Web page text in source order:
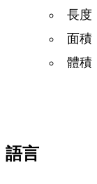
長度
面積
體積
語言